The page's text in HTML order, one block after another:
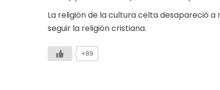
La religión de la cultura celta desapareció a
seguir la religión cristiana.
+89